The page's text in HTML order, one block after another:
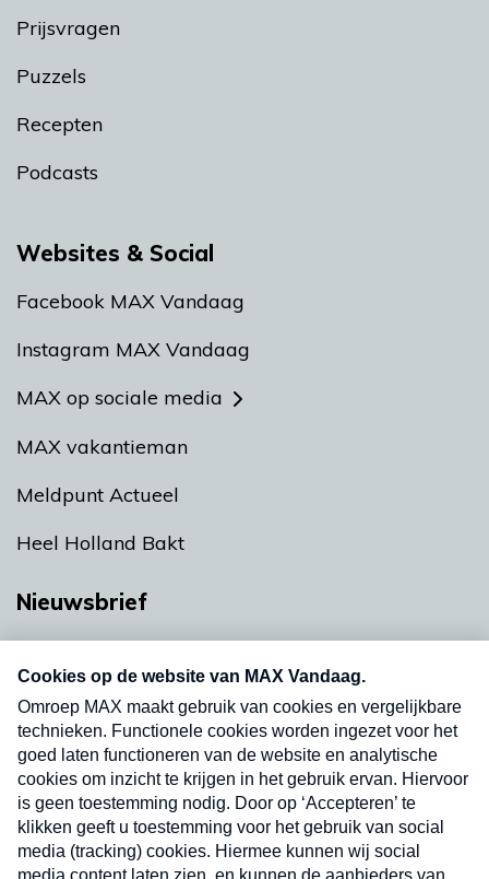
Prijsvragen
Puzzels
Recepten
Podcasts
Websites & Social
Facebook MAX Vandaag
Instagram MAX Vandaag
MAX op sociale media
MAX vakantieman
Meldpunt Actueel
Heel Holland Bakt
Nieuwsbrief
nieuwsbrief. Elke vrijdag- en dinsdagochtend in
uw mailbox.
Verzend